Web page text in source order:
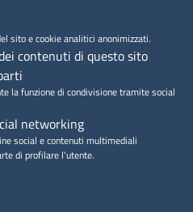
sito e cookie analitici anonimizzati.
contenuti di questo sito
la funzione di condivisione tramite social
networking
social e contenuti multimediali
di profilare l'utente.